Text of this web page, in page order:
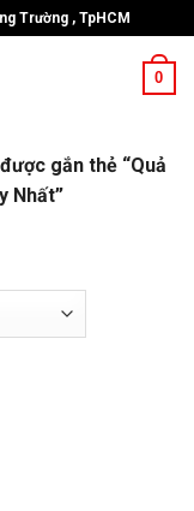
Trường , TpHCM
0
gắn thẻ “Quả
Nhất”